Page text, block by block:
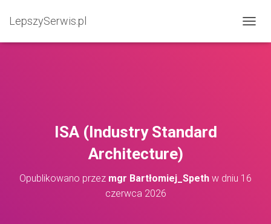
LepszySerwis.pl
ISA (Industry Standard
Architecture)
Opublikowano przez mgr Bartłomiej_Speth w dniu 16
czerwca 2026